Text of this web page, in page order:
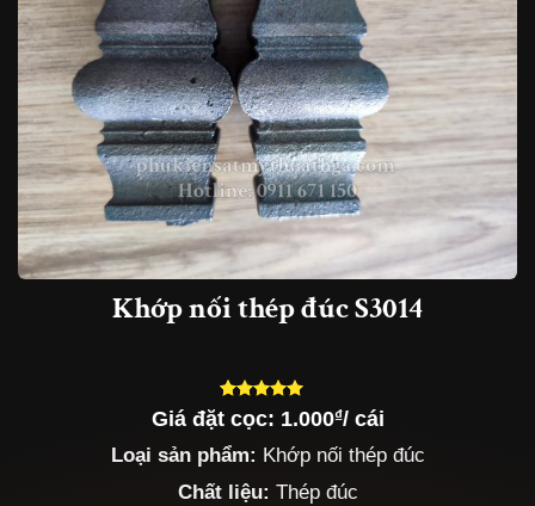
Khớp nối thép đúc S3014
5.00trên 5
dựa trên
5
đánh giá
Giá đặt cọc: 1.000₫/ cái
Loại sản phẩm: Khớp nối thép đúc
Chất liệu: Thép đúc